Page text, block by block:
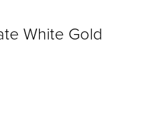
White Gold